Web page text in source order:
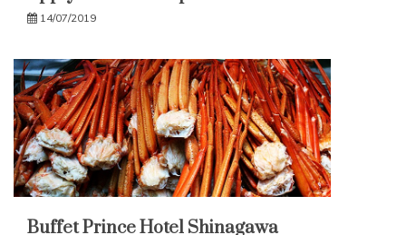
14/07/2019
Buffet Prince Hotel Shinagawa